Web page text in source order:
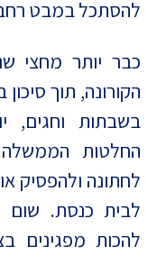
להסתכל במבט
כבר יותר מחצי
הקורונה, תוך
בשבתות וחגים,
החלטות
לחתונה ולהפסיק
לבית כנסת. שום
להכות מפגינים